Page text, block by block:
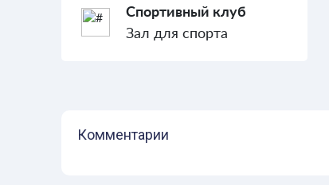
Спортивный клуб
Зал для спорта
Комментарии